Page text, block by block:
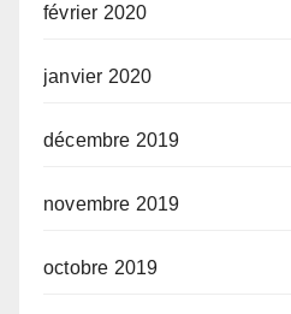
février 2020
janvier 2020
décembre 2019
novembre 2019
octobre 2019